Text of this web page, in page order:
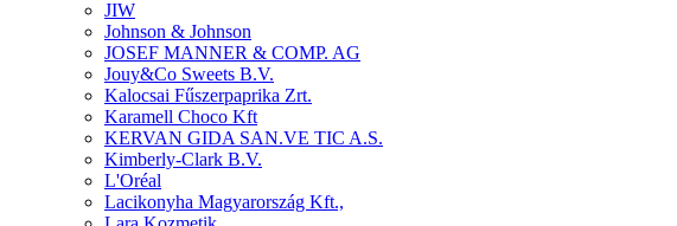
JIW
Johnson & Johnson
JOSEF MANNER & COMP. AG
Jouy&Co Sweets B.V.
Kalocsai Fűszerpaprika Zrt.
Karamell Choco Kft
KERVAN GIDA SAN.VE TIC A.S.
Kimberly-Clark B.V.
L'Oréal
Lacikonyha Magyarország Kft.,